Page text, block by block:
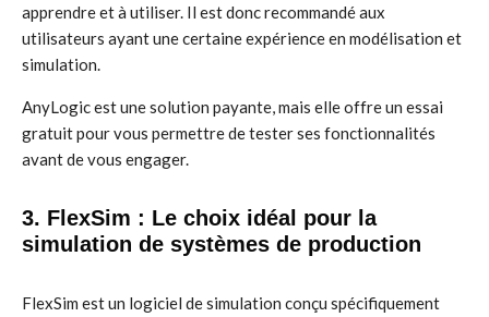
apprendre et à utiliser. Il est donc recommandé aux
utilisateurs ayant une certaine expérience en modélisation et
simulation.
AnyLogic est une solution payante, mais elle offre un essai
gratuit pour vous permettre de tester ses fonctionnalités
avant de vous engager.
3. FlexSim : Le choix idéal pour la
simulation de systèmes de production
FlexSim est un logiciel de simulation conçu spécifiquement